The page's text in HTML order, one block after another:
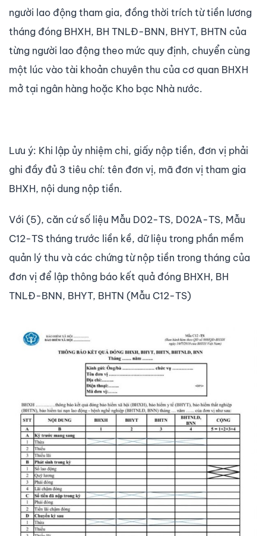
người lao động tham gia, đồng thời trích từ tiền lương
tháng đóng BHXH, BH TNLĐ-BNN, BHYT, BHTN của
từng người lao động theo mức quy định, chuyển cùng
một lúc vào tài khoản chuyên thu của cơ quan BHXH
mở tại ngân hàng hoặc Kho bạc Nhà nước.
Lưu ý: Khi lập ủy nhiệm chi, giấy nộp tiền, đơn vị phải
ghi đầy đủ 3 tiêu chí: tên đơn vị, mã đơn vị tham gia
BHXH, nội dung nộp tiền.
Với (5), căn cứ số liệu Mẫu D02-TS, D02A-TS, Mẫu
C12-TS tháng trước liền kề, dữ liệu trong phần mềm
quản lý thu và các chứng từ nộp tiền trong tháng của
đơn vị để lập thông báo kết quả đóng BHXH, BH
TNLĐ-BNN, BHYT, BHTN (Mẫu C12-TS)